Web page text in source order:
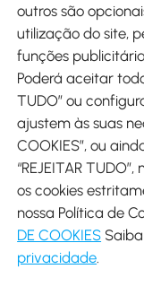
Envio
Descarregar
outros são
utilização do site,
funções
Poderá aceitar
TUDO” ou
ajustem às suas
COOKIES”, ou
“REJEITAR
os cookies
nossa Política de
DE COOKIES
privacidade